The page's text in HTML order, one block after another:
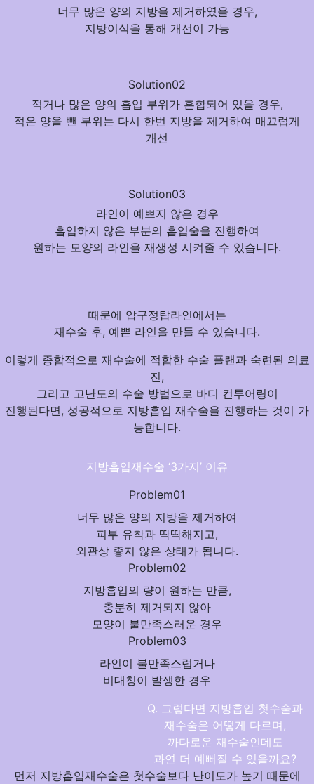
너무 많은 양의 지방을 제거하였을 경우,
지방이식을 통해 개선이 가능
Solution02
적거나 많은 양의 흡입 부위가 혼합되어 있을 경우,
적은 양을 뺀 부위는 다시 한번 지방을 제거하여 매끄럽게
개선
Solution03
라인이 예쁘지 않은 경우
흡입하지 않은 부분의 흡입술을 진행하여
원하는 모양의 라인을 재생성 시켜줄 수 있습니다.
때문에 압구정탑라인에서는
재수술 후, 예쁜 라인을 만들 수 있습니다.
이렇게 종합적으로 재수술에 적합한 수술 플랜과 숙련된 의료
진,
그리고 고난도의 수술 방법으로 바디 컨투어링이
진행된다면, 성공적으로 지방흡입 재수술을 진행하는 것이 가
능합니다.
지방흡입재수술 ‘3가지’ 이유
Problem01
너무 많은 양의 지방을 제거하여
피부 유착과 딱딱해지고,
외관상 좋지 않은 상태가 됩니다.
Problem02
지방흡입의 량이 원하는 만큼,
충분히 제거되지 않아
모양이 불만족스러운 경우
Problem03
라인이 불만족스럽거나
비대칭이 발생한 경우
Q. 그렇다면 지방흡입 첫수술과
재수술은 어떻게 다르며,
까다로운 재수술인데도
과연 더 예뻐질 수 있을까요?
먼저 지방흡입재수술은 첫수술보다 난이도가 높기 때문에